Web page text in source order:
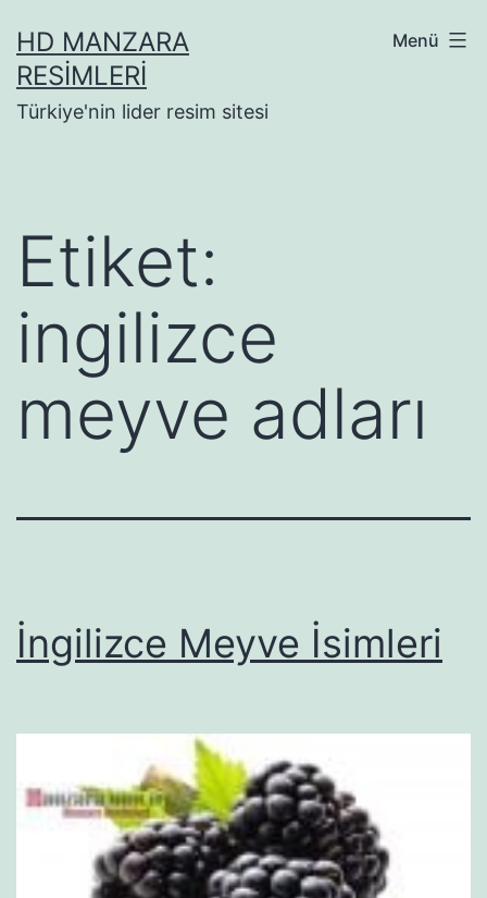
geçHD MANZARA
RESIMLERI
Türkiye'nin lider resim sitesi
Menü
Etiket:
ingilizce
meyve adları
İngilizce Meyve İsimleri